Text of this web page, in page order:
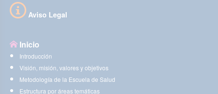
Aviso Legal
Inicio
Introducción
Visión, misión, valores y objetivos
Metodología de la Escuela de Salud
Estructura por áreas temáticas